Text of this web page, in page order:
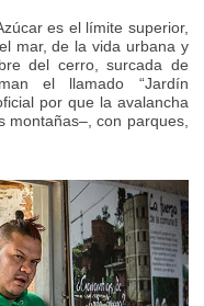
es el límite superior,
mar, de la vida urbana y
del cerro, surcada de
el llamado “Jardín
por que la avalancha
montañas–, con parques,